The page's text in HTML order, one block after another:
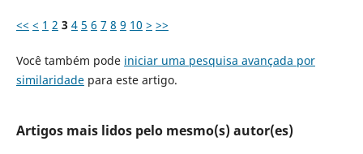
<< < 1 2 3 4 5 6 7 8 9 10 > >>
Você também pode iniciar uma pesquisa avançada por
similaridadepara este artigo.
Artigos mais lidos pelo mesmo(s) autor(es)